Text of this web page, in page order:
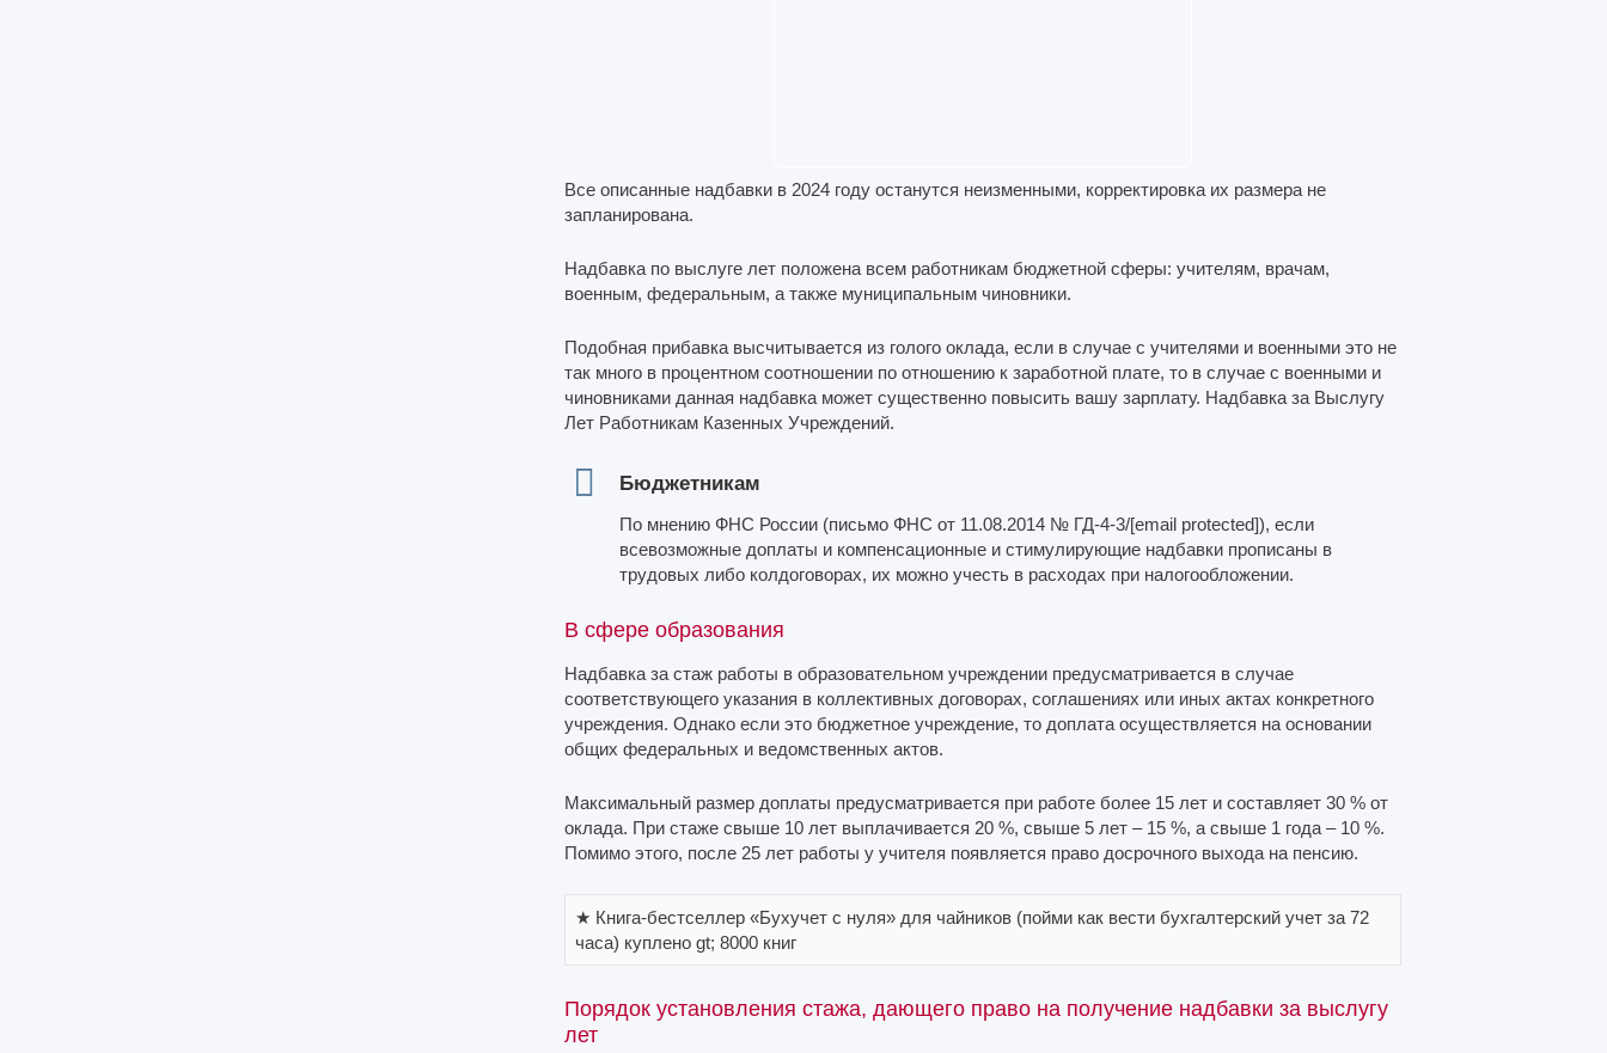
Все описанные надбавки в 2024 году останутся неизменными, корректировка их размера не
запланирована.
Надбавка по выслуге лет положена всем работникам бюджетной сферы: учителям, врачам,
военным, федеральным, а также муниципальным чиновники.
Подобная прибавка высчитывается из голого оклада, если в случае с учителями и военными это не
так много в процентном соотношении по отношению к заработной плате, то в случае с военными и
чиновниками данная надбавка может существенно повысить вашу зарплату. Надбавка за Выслугу
Лет Работникам Казенных Учреждений.
Бюджетникам
По мнению ФНС России (письмо ФНС от 11.08.2014 № ГД-4-3/[email protected]), если
всевозможные доплаты и компенсационные и стимулирующие надбавки прописаны в
трудовых либо колдоговорах, их можно учесть в расходах при налогообложении.
В сфере образования
Надбавка за стаж работы в образовательном учреждении предусматривается в случае
соответствующего указания в коллективных договорах, соглашениях или иных актах конкретного
учреждения. Однако если это бюджетное учреждение, то доплата осуществляется на основании
общих федеральных и ведомственных актов.
Максимальный размер доплаты предусматривается при работе более 15 лет и составляет 30 % от
оклада. При стаже свыше 10 лет выплачивается 20 %, свыше 5 лет – 15 %, а свыше 1 года – 10 %.
Помимо этого, после 25 лет работы у учителя появляется право досрочного выхода на пенсию.
★ Книга-бестселлер «Бухучет с нуля» для чайников (пойми как вести бухгалтерский учет за 72
часа) куплено gt; 8000 книг
Порядок установления стажа, дающего право на получение надбавки за выслугу
лет